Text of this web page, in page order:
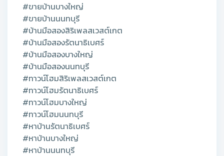
#ขายบ้านบางใหญ่
#ขายบ้านนนทบุรี
#บ้านมือสองสิริเพลสเวสต์เกต
#บ้านมือสองรัตนาธิเบศร์
#บ้านมือสองบางใหญ่
#บ้านมือสองนนทบุรี
#ทาวน์โฮมสิริเพลสเวสต์เกต
#ทาวน์โฮมรัตนาธิเบศร์
#ทาวน์โฮมบางใหญ่
#ทาวน์โฮมนนทบุรี
#หาบ้านรัตนาธิเบศร์
#หาบ้านบางใหญ่
#หาบ้านนนทบุรี